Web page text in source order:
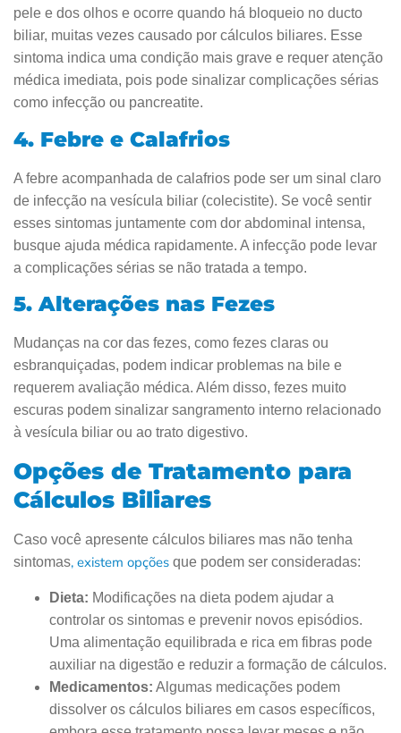
pele e dos olhos e ocorre quando há bloqueio no ducto
biliar, muitas vezes causado por cálculos biliares. Esse
sintoma indica uma condição mais grave e requer atenção
médica imediata, pois pode sinalizar complicações sérias
como infecção ou pancreatite.
4. Febre e Calafrios
A febre acompanhada de calafrios pode ser um sinal claro
de infecção na vesícula biliar (colecistite). Se você sentir
esses sintomas juntamente com dor abdominal intensa,
busque ajuda médica rapidamente. A infecção pode levar
a complicações sérias se não tratada a tempo.
5. Alterações nas Fezes
Mudanças na cor das fezes, como fezes claras ou
esbranquiçadas, podem indicar problemas na bile e
requerem avaliação médica. Além disso, fezes muito
escuras podem sinalizar sangramento interno relacionado
à vesícula biliar ou ao trato digestivo.
Opções de Tratamento para
Cálculos Biliares
Caso você apresente cálculos biliares mas não tenha
sintomas, existem opções que podem ser consideradas:
Dieta: Modificações na dieta podem ajudar a
controlar os sintomas e prevenir novos episódios.
Uma alimentação equilibrada e rica em fibras pode
auxiliar na digestão e reduzir a formação de cálculos.
Medicamentos: Algumas medicações podem
dissolver os cálculos biliares em casos específicos,